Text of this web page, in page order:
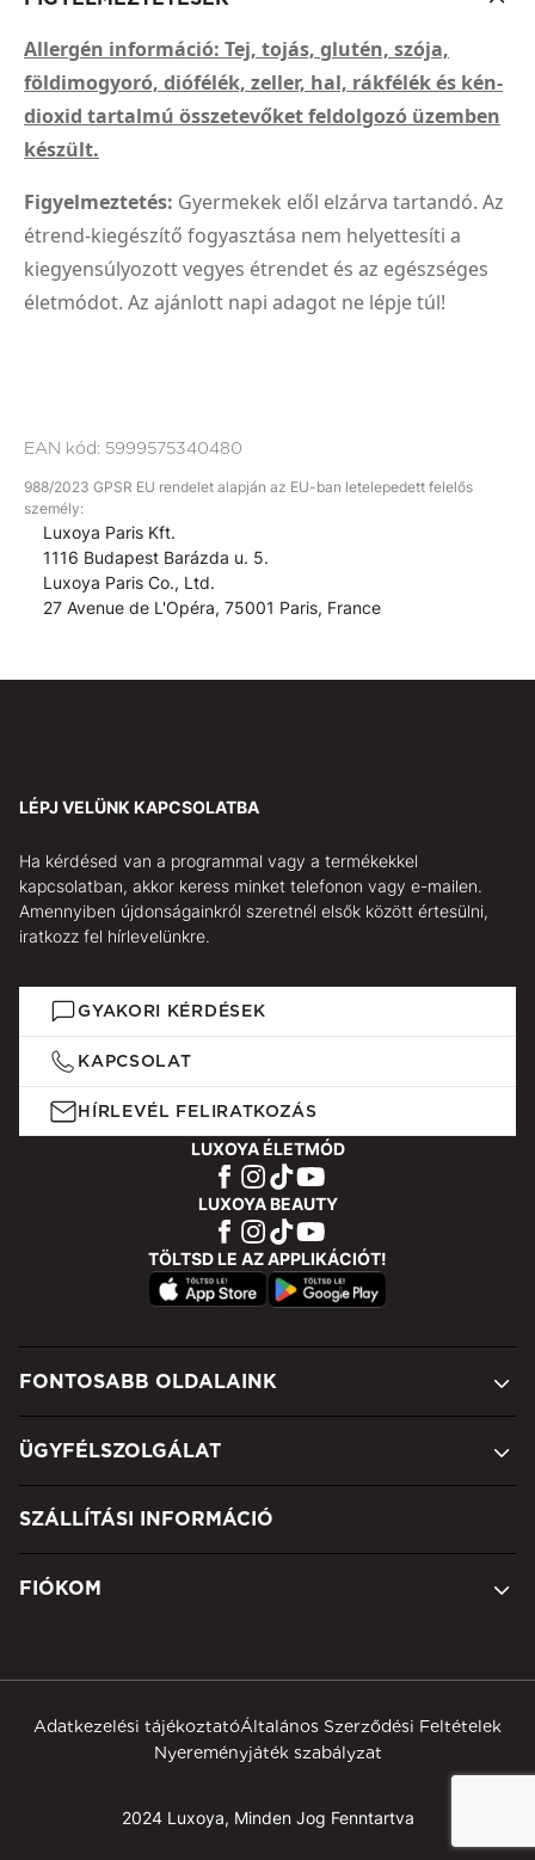
Allergén információ: Tej, tojás, glutén, szója,
földimogyoró, diófélék, zeller, hal, rákfélék és kén-
dioxid tartalmú összetevőket feldolgozó üzemben
készült.
Figyelmeztetés: Gyermekek elől elzárva tartandó. Az
étrend-kiegészítő fogyasztása nem helyettesíti a
kiegyensúlyozott vegyes étrendet és az egészséges
életmódot. Az ajánlott napi adagot ne lépje túl!
EAN kód: 5999575340480
988/2023 GPSR EU rendelet alapján az EU-ban letelepedett felelős
személy:
Luxoya Paris Kft.
1116 Budapest Barázda u. 5.
Luxoya Paris Co., Ltd.
27 Avenue de L'Opéra, 75001 Paris, France
LÉPJ VELÜNK KAPCSOLATBA
Ha kérdésed van a programmal vagy a termékekkel
kapcsolatban, akkor keress minket telefonon vagy e-mailen.
Amennyiben újdonságainkról szeretnél elsők között értesülni,
iratkozz fel hírlevelünkre.
GYAKORI KÉRDÉSEK
KAPCSOLAT
HÍRLEVÉL FELIRATKOZÁS
LUXOYA ÉLETMÓD
LUXOYA BEAUTY
TÖLTSD LE AZ APPLIKÁCIÓT!
FONTOSABB OLDALAINK
ÜGYFÉLSZOLGÁLAT
SZÁLLÍTÁSI INFORMÁCIÓ
FIÓKOM
2024 Luxoya, Minden Jog Fenntartva
Adatkezelési tájékoztatóÁltalános Szerződési Feltételek
Nyereményjáték szabályzat